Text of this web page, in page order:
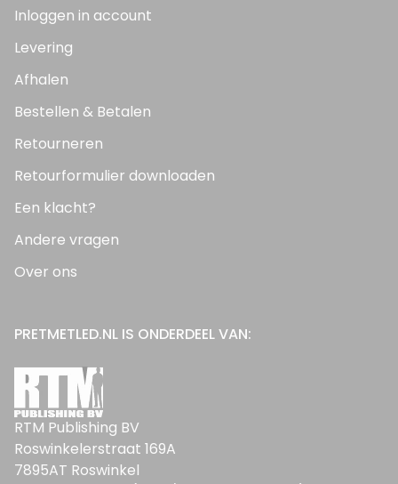
Inloggen in account
Levering
Afhalen
Bestellen & Betalen
Retourneren
Retourformulier downloaden
Een klacht?
Andere vragen
Over ons
PRETMETLED.NL IS ONDERDEEL VAN:
RTM Publishing BV
Roswinkelerstraat 169A
7895AT Roswinkel